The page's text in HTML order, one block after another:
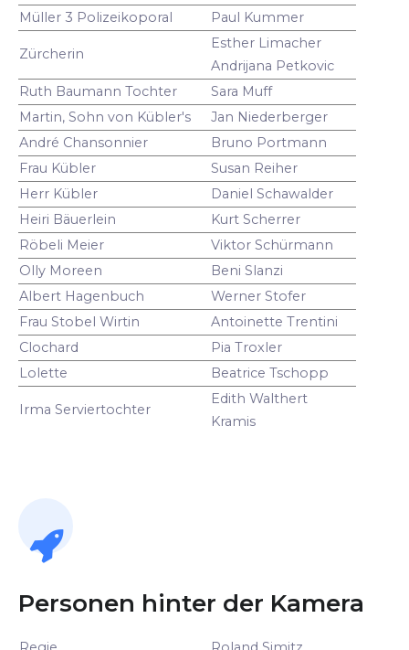
Müller 3 Polizeikoporal
Paul Kummer
Zürcherin
Esther Limacher
Andrijana Petkovic
Ruth Baumann Tochter
Sara Muff
Martin, Sohn von Kübler's
Jan Niederberger
André Chansonnier
Bruno Portmann
Frau Kübler
Susan Reiher
Herr Kübler
Daniel Schawalder
Heiri Bäuerlein
Kurt Scherrer
Röbeli Meier
Viktor Schürmann
Olly Moreen
Beni Slanzi
Albert Hagenbuch
Werner Stofer
Frau Stobel Wirtin
Antoinette Trentini
Clochard
Pia Troxler
Lolette
Beatrice Tschopp
Irma Serviertochter
Edith Walthert
Kramis
Personen hinter der Kamera